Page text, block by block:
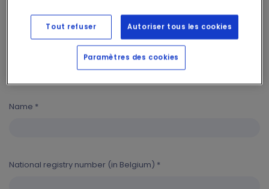
Mrs
Name *
National registry number (in Belgium) *
Tout refuser Autoriser tous les cookies
Paramètres des cookies